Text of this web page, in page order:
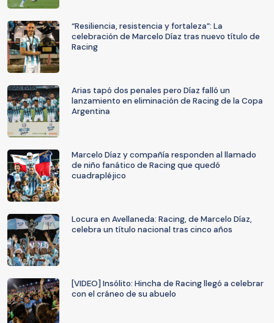
“Resiliencia, resistencia y fortaleza”: La
celebración de Marcelo Díaz tras nuevo título de
Racing
Arias tapó dos penales pero Díaz falló un
lanzamiento en eliminación de Racing de la Copa
Argentina
Marcelo Díaz y compañía responden al llamado
de niño fanático de Racing que quedó
cuadrapléjico
Locura en Avellaneda: Racing, de Marcelo Díaz,
celebra un título nacional tras cinco años
[VIDEO] Insólito: Hincha de Racing llegó a celebrar
con el cráneo de su abuelo